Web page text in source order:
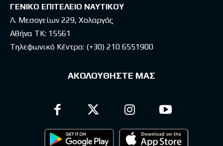
ΓΕΝΙΚΟ ΕΠΙΤΕΛΕΙΟ ΝΑΥΤΙΚΟΥ
Λ. Μεσογείων 229, Χολαργός
Αθήνα ΤΚ: 15561
Τηλεφωνικό Κέντρο: (+30) 210 6551900
ΑΚΟΛΟΥΘΗΣΤΕ ΜΑΣ